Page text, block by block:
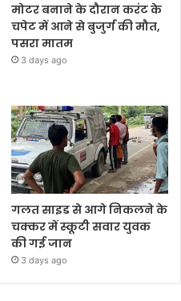
मोटर बनाने के दौरान करंट के
चपेट में आने से बुजुर्ग की मौत,
पसरा मातम
3 days ago
गलत साइड से आगे निकलने के
चक्कर में स्कूटी सवार युवक
की गई जान
3 days ago